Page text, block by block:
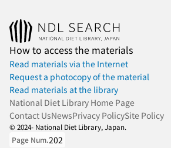
How to access the materials
Read materials via the Internet
Request a photocopy of the material
Read materials at the library
National Diet Library Home Page
Contact UsNewsPrivacy PolicySite Policy
© 2024- National Diet Library, Japan.
Page Num.202